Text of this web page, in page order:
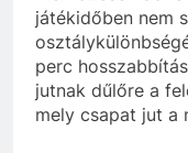
játékidőben nem
perc
jutnak dűlőre a
mely csapat jut a